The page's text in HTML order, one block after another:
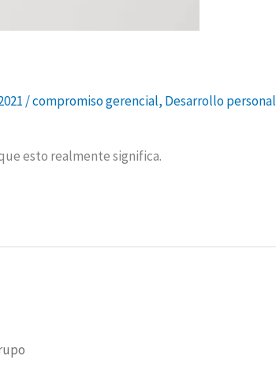
/compromiso gerencial, Desarrollo personal
esto realmente significa.